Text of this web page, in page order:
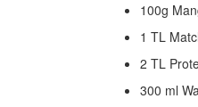
100g
1 TL
2 TL
300 ml